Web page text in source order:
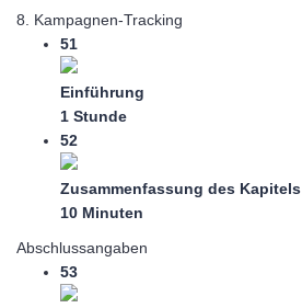
8. Kampagnen-Tracking
51
Einführung
1 Stunde
52
Zusammenfassung des Kapitels
10 Minuten
Abschlussangaben
53